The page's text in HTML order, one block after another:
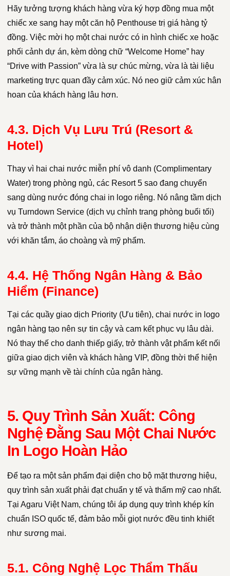
Hãy tưởng tượng khách hàng vừa ký hợp đồng mua một
chiếc xe sang hay một căn hộ Penthouse trị giá hàng tỷ
đồng. Việc mời họ một chai nước có in hình chiếc xe hoặc
phối cảnh dự án, kèm dòng chữ “Welcome Home” hay
“Drive with Passion” vừa là sự chúc mừng, vừa là tài liệu
marketing trực quan đầy cảm xúc. Nó neo giữ cảm xúc hân
hoan của khách hàng lâu hơn.
4.3. Dịch Vụ Lưu Trú (Resort &
Hotel)
Thay vì hai chai nước miễn phí vô danh (Complimentary
Water) trong phòng ngủ, các Resort 5 sao đang chuyển
sang dùng nước đóng chai in logo riêng. Nó nâng tầm dịch
vụ Turndown Service (dịch vụ chỉnh trang phòng buổi tối)
và trở thành một phần của bộ nhận diện thương hiệu cùng
với khăn tắm, áo choàng và mỹ phẩm.
4.4. Hệ Thống Ngân Hàng & Bảo
Hiểm (Finance)
Tại các quầy giao dịch Priority (Ưu tiên), chai nước in logo
ngân hàng tạo nên sự tin cậy và cam kết phục vụ lâu dài.
Nó thay thế cho danh thiếp giấy, trở thành vật phẩm kết nối
giữa giao dịch viên và khách hàng VIP, đồng thời thể hiện
sự vững mạnh về tài chính của ngân hàng.
5. Quy Trình Sản Xuất: Công
Nghệ Đằng Sau Một Chai Nước
In Logo Hoàn Hảo
Để tạo ra một sản phẩm đại diện cho bộ mặt thương hiệu,
quy trình sản xuất phải đạt chuẩn y tế và thẩm mỹ cao nhất.
Tại Agaru Việt Nam, chúng tôi áp dụng quy trình khép kín
chuẩn ISO quốc tế, đảm bảo mỗi giọt nước đều tinh khiết
như sương mai.
5.1. Công Nghệ Lọc Thẩm Thấu